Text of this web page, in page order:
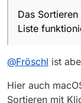
Damit
Button in
Das
Liste
@Fröschl ist
Hier auch
Sortieren mit